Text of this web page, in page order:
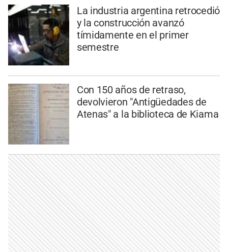
La industria argentina retrocedió
y la construcción avanzó
tímidamente en el primer
semestre
Con 150 años de retraso,
devolvieron "Antigüedades de
Atenas" a la biblioteca de Kiama